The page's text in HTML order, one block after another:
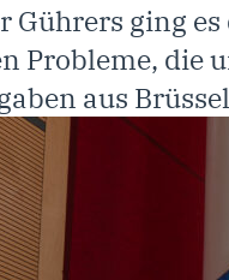
Gührers ging
Probleme, die
aus